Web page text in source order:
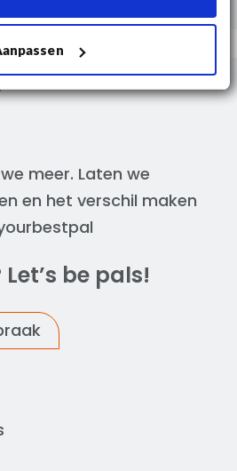
meer. Laten we
en het verschil maken
be pals!